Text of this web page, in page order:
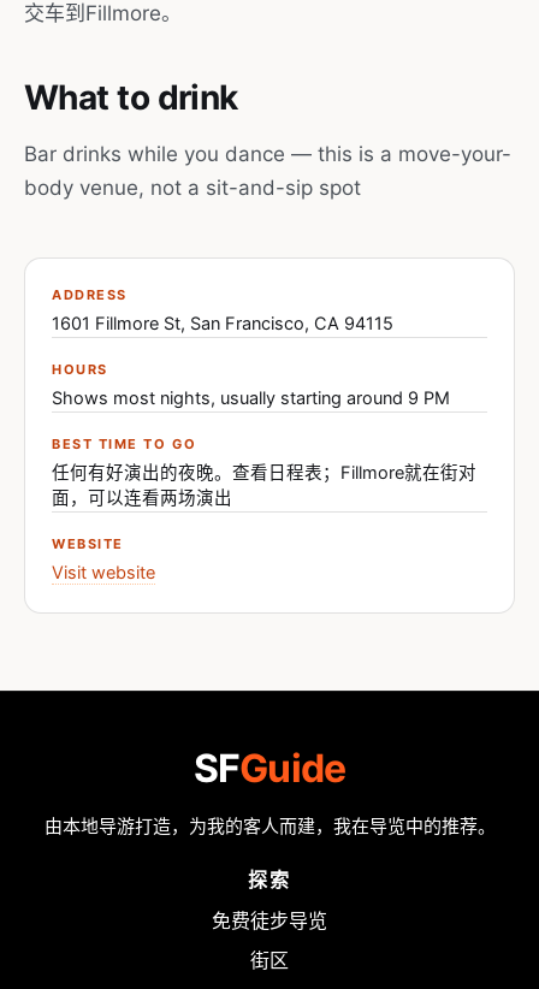
交车到Fillmore。
What to drink
Bar drinks while you dance — this is a move-your-
body venue, not a sit-and-sip spot
ADDRESS
1601 Fillmore St, San Francisco, CA 94115
HOURS
Shows most nights, usually starting around 9 PM
BEST TIME TO GO
任何有好演出的夜晚。查看日程表；Fillmore就在街对
面，可以连看两场演出
WEBSITE
Visit website
SFGuide
由本地导游打造，为我的客人而建，我在导览中的推荐。
探索
免费徒步导览
街区